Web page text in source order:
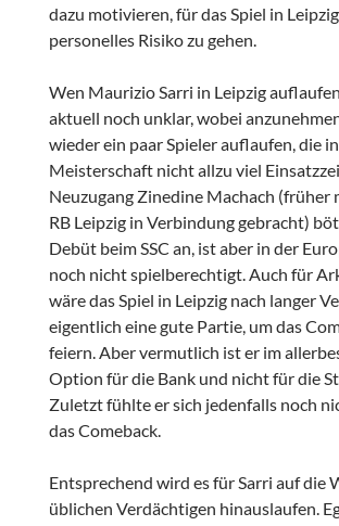
dazu motivieren, für das Spiel in
personelles Risiko zu gehen.
Wen Maurizio Sarri in Leipzig
aktuell noch unklar, wobei
wieder ein paar Spieler auflaufen, die
Meisterschaft nicht allzu viel
Neuzugang Zinedine Machach (früher
RB Leipzig in Verbindung gebracht)
Debüt beim SSC an, ist aber in der
noch nicht spielberechtigt. Auch für
wäre das Spiel in Leipzig nach langer
eigentlich eine gute Partie, um das
feiern. Aber vermutlich ist er im
Option für die Bank und nicht für die
Zuletzt fühlte er sich jedenfalls noch
das Comeback.
Entsprechend wird es für Sarri auf die
üblichen Verdächtigen hinauslaufen.